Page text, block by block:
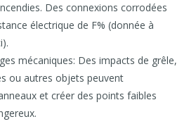
Des connexions corrodées
électrique de F% (donnée à
mécaniques: Des impacts de grêle,
ou autres objets peuvent
et créer des points faibles